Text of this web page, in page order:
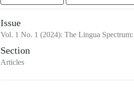
Issue
Vol. 1 No. 1 (2024): The Lingua Spectrum:
Section
Articles